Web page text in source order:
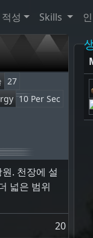
성 Skills
27
10 Per Sec
. 천장에 설
넓은 범위
20